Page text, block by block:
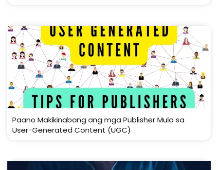
Paano Makikinabang ang mga Publisher Mula sa
User-Generated Content (UGC)